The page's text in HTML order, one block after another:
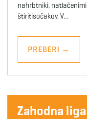
nahrbtniki,
štiritisočakov. V…
PREBERI →
Zahodna liga